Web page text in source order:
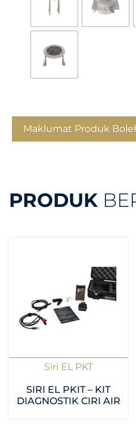
Maklumat Produk
PRODUK
Siri EL PKT
SIRI EL PKIT – KIT
DIAGNOSTIK CIRI AIR